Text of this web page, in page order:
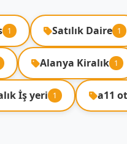
1 Satılık Daire 1
Alanya Kiralık 1
İş yeri 1 a11